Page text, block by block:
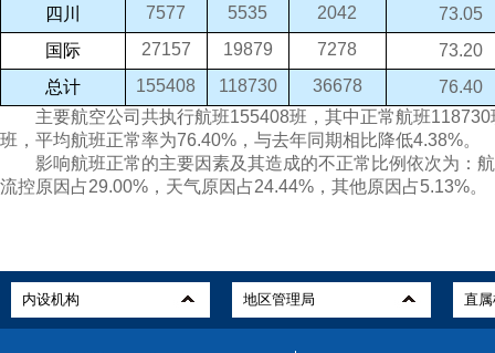
四川
7577 5535 2042
73.05
国际
27157 19879 7278
73.20
总计
155408 118730 36678
76.40
主要航空公司共执行航班155408班，其中正常航班118730
班，平均航班正常率为76.40%，与去年同期相比降低4.38%。
影响航班正常的主要因素及其造成的不正常比例依次为：航
流控原因占29.00%，天气原因占24.44%，其他原因占5.13%。